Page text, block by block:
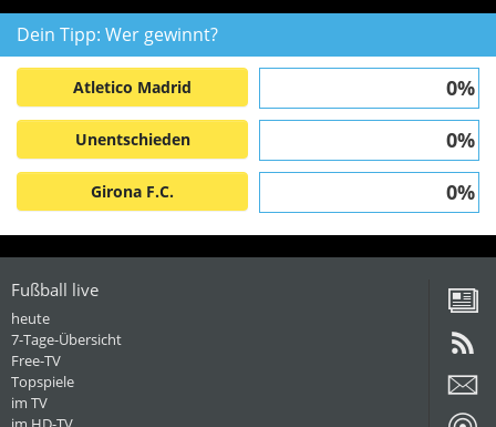
Dein Tipp: Wer gewinnt?
Atletico Madrid 0%
Unentschieden 0%
Girona F.C. 0%
Fußball live
heute
7-Tage-Übersicht
Free-TV
Topspiele
im TV